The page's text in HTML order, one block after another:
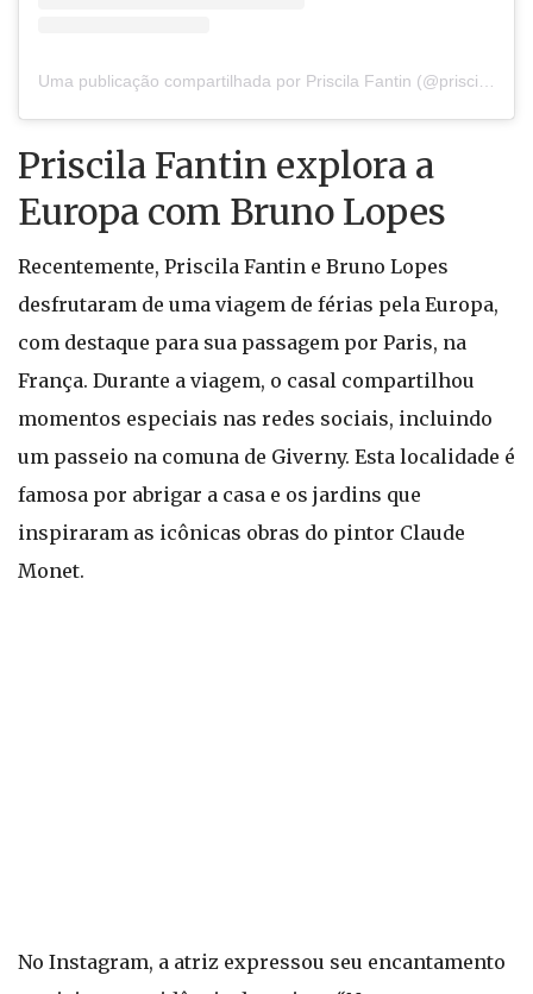
Uma publicação compartilhada por Priscila Fantin (@priscilafantin)
Priscila Fantin explora a
Europa com Bruno Lopes
Recentemente, Priscila Fantin e Bruno Lopes
desfrutaram de uma viagem de férias pela Europa,
com destaque para sua passagem por Paris, na
França. Durante a viagem, o casal compartilhou
momentos especiais nas redes sociais, incluindo
um passeio na comuna de Giverny. Esta localidade é
famosa por abrigar a casa e os jardins que
inspiraram as icônicas obras do pintor Claude
Monet.
No Instagram, a atriz expressou seu encantamento